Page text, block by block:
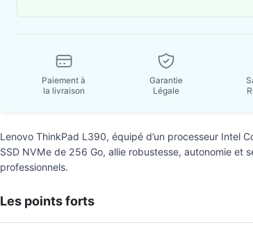
Paiement à
la livraison
Garantie
Légale
Lenovo ThinkPad L390, équipé d’un processeur Intel
SSD NVMe de 256 Go, allie robustesse, autonomie et
professionnels.
Les points forts